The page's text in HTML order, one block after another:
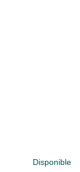
Disponible